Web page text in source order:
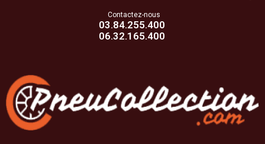
Contactez-nous
03.84.255.400
06.32.165.400